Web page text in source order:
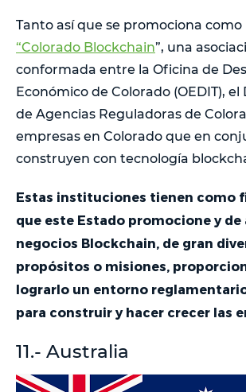
Tanto así que se promociona como
“Colorado Blockchain”, una
conformada entre la Oficina de
Económico de Colorado (OEDIT),
de Agencias Reguladoras de
empresas en Colorado que en
construyen con tecnología
Estas instituciones tienen como
que este Estado promocione y de
negocios Blockchain, de gran
propósitos o misiones,
lograrlo un entorno
para construir y hacer crecer las
11.- Australia